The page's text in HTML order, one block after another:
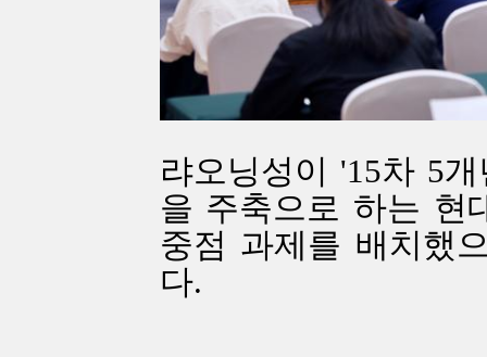
랴오닝성이 '15차 5
을 주축으로 하는 현
중점 과제를 배치했
다.